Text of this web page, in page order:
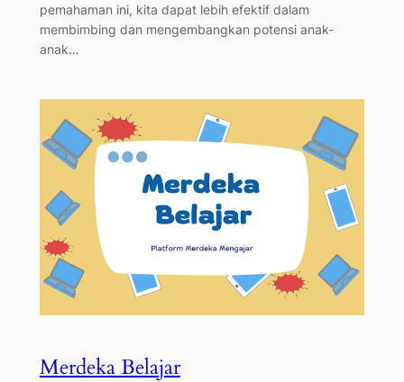
pemahaman ini, kita dapat lebih efektif dalam
membimbing dan mengembangkan potensi anak-
anak…
Merdeka Belajar